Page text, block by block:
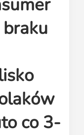
co 3-